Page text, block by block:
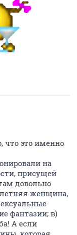
что это именно
на
присущей
довольно
женщина,
фантазии; в)
А если